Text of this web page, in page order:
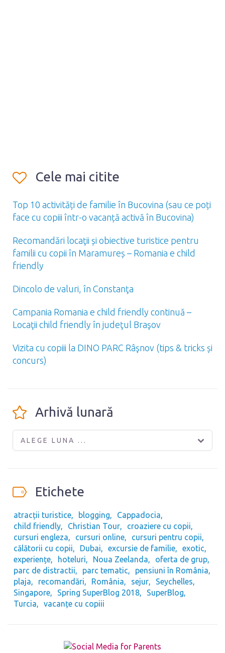
Cele mai citite
Top 10 activități de familie în Bucovina (sau ce poți
face cu copiii într-o vacanță activă în Bucovina)
Recomandări locaţii și obiective turistice pentru
familii cu copii în Maramureș – Romania e child
friendly
Dincolo de valuri, în Constanţa
Campania Romania e child friendly continuă –
Locaţii child friendly în judeţul Braşov
Vizita cu copiii la DINO PARC Râşnov (tips & tricks și
concurs)
Arhivă lunară
ALEGE LUNA ...
Etichete
atracții turistice blogging
Cappadocia
child friendly
Christian Tour
croaziere cu copii
cursuri engleza
cursuri online
cursuri pentru copii
călătorii cu copii
Dubai excursie de familie
exotic
experiențe
hoteluri Noua Zeelanda
oferta de grup
parc de distractii
parc tematic
pensiuni în România
plaja
recomandări România sejur
Seychelles
Singapore
Spring SuperBlog 2018
SuperBlog
Turcia
vacanțe cu copiii